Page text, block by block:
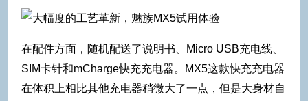
在配件方面，随机配送了说明书、Micro USB充电线、
SIM卡针和mCharge快充充电器。MX5这款快充充电器
在体积上相比其他充电器稍微大了一点，但是大身材自